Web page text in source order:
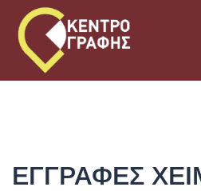
content
ΕΓΓΡΑΦΕΣ